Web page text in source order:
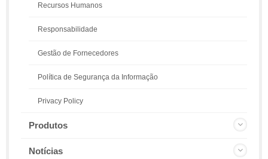
Recursos Humanos
Responsabilidade
Gestão de Fornecedores
Política de Segurança da Informação
Privacy Policy
Produtos
Notícias